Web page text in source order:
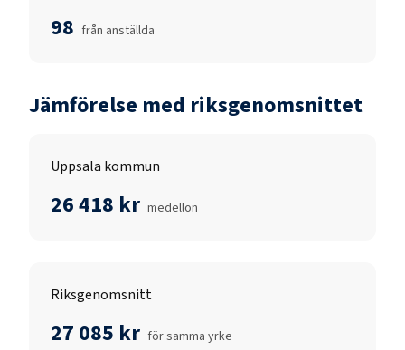
98 från anställda
Jämförelse med riksgenomsnittet
Uppsala kommun
26 418 kr medellön
Riksgenomsnitt
27 085 kr för samma yrke